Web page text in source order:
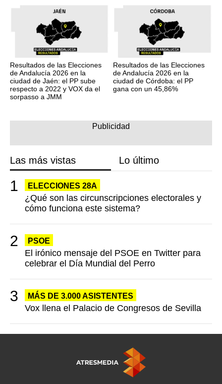
Resultados de las Elecciones
de Andalucía 2026 en la
ciudad de Jaén: el PP sube
respecto a 2022 y VOX da el
sorpasso a JMM
Resultados de las Elecciones
de Andalucía 2026 en la
ciudad de Córdoba: el PP
gana con un 45,86%
Las más vistas Lo último
ELECCIONES 28A
¿Qué son las circunscripciones electorales y
cómo funciona este sistema?
PSOE
El irónico mensaje del PSOE en Twitter para
celebrar el Día Mundial del Perro
MÁS DE 3.000 ASISTENTES
Vox llena el Palacio de Congresos de Sevilla